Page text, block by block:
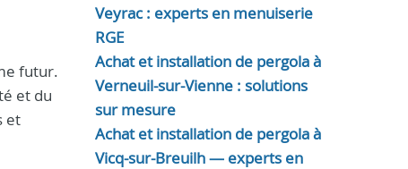
futur.
et du
et
Veyrac : experts en menuiserie
RGE
Achat et installation de pergola à
Verneuil-sur-Vienne : solutions
sur mesure
Achat et installation de pergola à
Vicq-sur-Breuilh — experts en